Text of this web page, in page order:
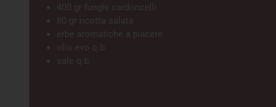
400 gr funghi cardoncelli
80 gr ricotta salata
erbe aromatiche a piacere
olio evo q.b.
sale q.b.